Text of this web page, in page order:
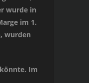
wurde in
im 1.
wurden
Im